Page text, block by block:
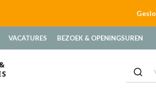
VACATURES BEZOEK & OPENINGSUREN